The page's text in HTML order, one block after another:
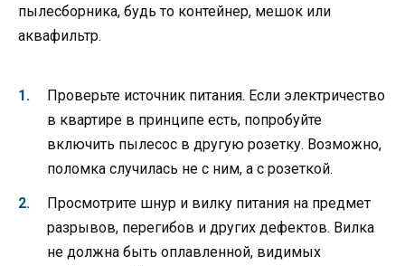
пылесборника, будь то контейнер, мешок или
аквафильтр.
Проверьте источник питания. Если электричество
в квартире в принципе есть, попробуйте
включить пылесос в другую розетку. Возможно,
поломка случилась не с ним, а с розеткой.
Просмотрите шнур и вилку питания на предмет
разрывов, перегибов и других дефектов. Вилка
не должна быть оплавленной, видимых